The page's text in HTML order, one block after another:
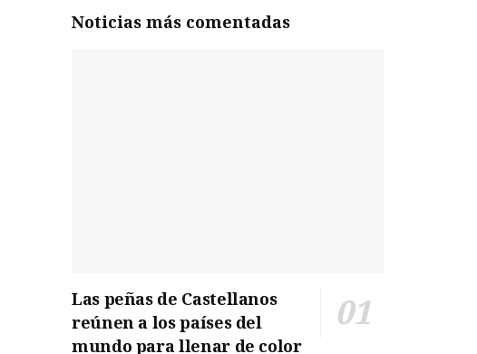
Noticias más comentadas
Las peñas de Castellanos
reúnen a los países del
mundo para llenar de color